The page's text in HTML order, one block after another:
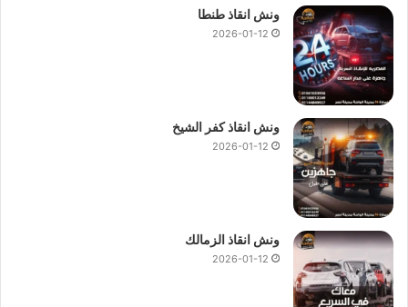
ونش انقاذ طنطا
2026-01-12
ونش انقاذ كفر الشيخ
2026-01-12
ونش انقاذ الزمالك
2026-01-12